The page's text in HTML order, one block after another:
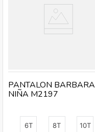
6T 8T 10T
PANTALON BARBARA
NIÑA M2197